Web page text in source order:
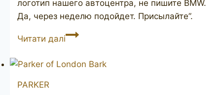
логотип нашего автоцентра, не пишите BMW.
Да, через неделю подойдет. Присылайте”.
Читати даліBewlay
156
PARKER